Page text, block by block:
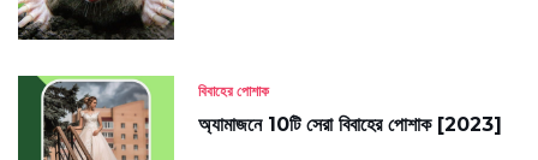
বিবাহের পোশাক
অ্যামাজনে 10টি সেরা বিবাহের পোশাক [2023]